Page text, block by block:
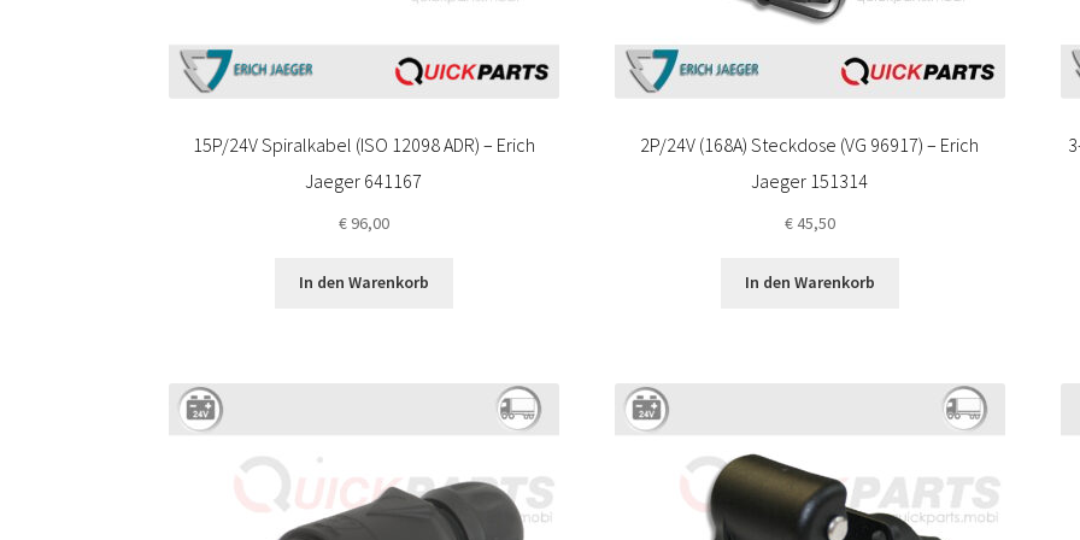
15P/24V Spiralkabel (ISO 12098 ADR) – Erich
Jaeger 641167
€96,00
In den Warenkorb
2P/24V (168A) Steckdose (VG 96917) – Erich
Jaeger 151314
€45,50
In den Warenkorb